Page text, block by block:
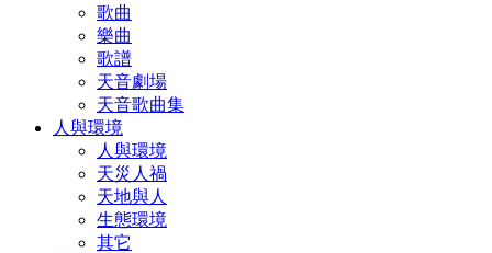
歌曲
樂曲
歌譜
天音劇場
天音歌曲集
人與環境
人與環境
天災人禍
天地與人
生態環境
其它